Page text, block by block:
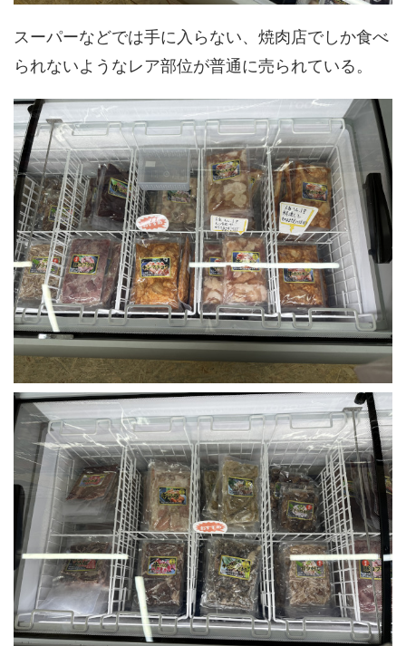
スーパーなどでは手に入らない、焼肉店でしか食べ
られないようなレア部位が普通に売られている。